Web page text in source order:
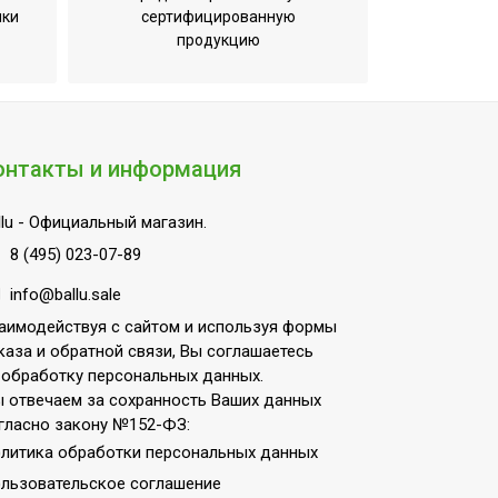
сертифицированную
продукцию
и информация
- Официальный магазин.
8 (495) 023-07-89
info@ballu.sale
с сайтом и используя формы
и обратной связи, Вы соглашаетесь
персональных данных.
за сохранность Ваших данных
закону №152-ФЗ:
обработки персональных данных
соглашение